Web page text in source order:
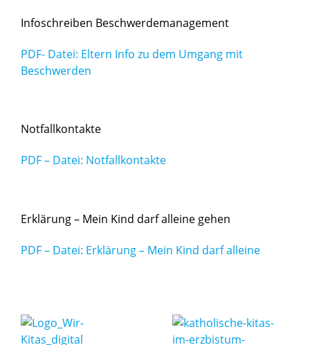
Infoschreiben Beschwerdemanagement
PDF- Datei: Eltern Info zu dem Umgang mit
Beschwerden
Notfallkontakte
PDF – Datei: Notfallkontakte
Erklärung – Mein Kind darf alleine gehen
PDF – Datei: Erklärung – Mein Kind darf alleine